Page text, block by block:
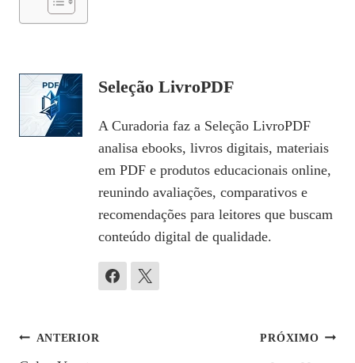
Seleção LivroPDF
A Curadoria faz a Seleção LivroPDF
analisa ebooks, livros digitais, materiais
em PDF e produtos educacionais online,
reunindo avaliações, comparativos e
recomendações para leitores que buscam
conteúdo digital de qualidade.
Navegação
ANTERIOR PRÓXIMO